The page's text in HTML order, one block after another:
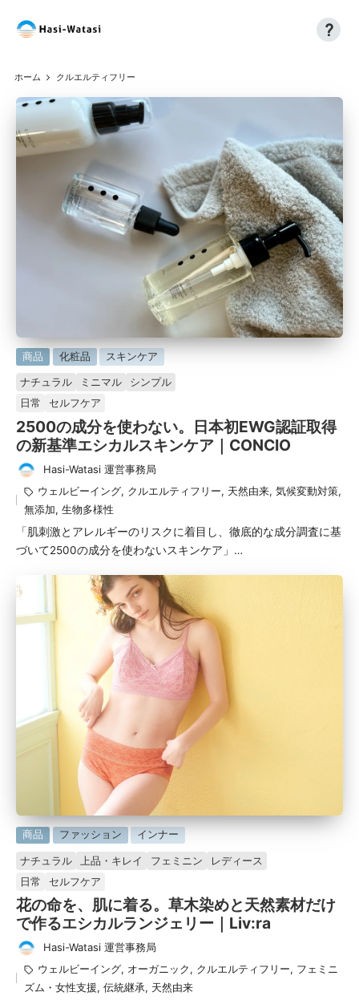
a
si
-
W
at
a
も、
世
も、
し
?
ホーム クルエルティフリー
に
載
済
み
商品 化粧品 スキンケア
ナチュラル ミニマル
シンプル
日常
セルフケア
2500の成分を使わない。日本初EWG認証取得
の新基準エシカルスキンケア｜CONCIO
投
稿
者
Hasi-Watasi 運営事務局
タ
グ：
ウェルビーイング, クルエルティフリー, 天然由来,気候変動対策,
無添加, 生物多様性
「肌刺激とアレルギーのリスクに着目し、徹底的な成分調査に基
づいて2500の成分を使わないスキンケア」…
に
載
済
み
商品 ファッション インナー
ナチュラル 上品・キレイ フェミニン
レディース
日常
セルフケア
花の命を、肌に着る。草木染めと天然素材だけ
で作るエシカルランジェリー｜Liv:ra
投
稿
者
Hasi-Watasi 運営事務局
タ
グ：
ウェルビーイング, オーガニック, クルエルティフリー, フェミニ
ズム・女性支援, 伝統継承, 天然由来